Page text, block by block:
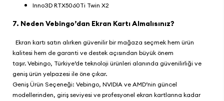
Inno3D RTX5060Ti Twin X2
7. Neden Vebingo’dan Ekran Kartı Almalısınız?
Ekran kartı satın alırken güvenilir bir mağaza seçmek hem ürün
kalitesi hem de garanti ve destek açısından büyük önem
taşır. Vebingo, Türkiye’de teknoloji ürünleri alanında güvenilirliği ve
geniş ürün yelpazesi ile öne çıkar.
Geniş Ürün Seçeneği: Vebingo, NVIDIA ve AMD’nin güncel
modellerinden, giriş seviyesi ve profesyonel ekran kartlarına kadar